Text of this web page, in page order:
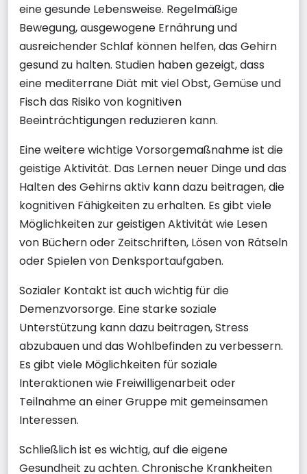
eine gesunde Lebensweise. Regelmäßige
Bewegung, ausgewogene Ernährung und
ausreichender Schlaf können helfen, das Gehirn
gesund zu halten. Studien haben gezeigt, dass
eine mediterrane Diät mit viel Obst, Gemüse und
Fisch das Risiko von kognitiven
Beeinträchtigungen reduzieren kann.
Eine weitere wichtige Vorsorgemaßnahme ist die
geistige Aktivität. Das Lernen neuer Dinge und das
Halten des Gehirns aktiv kann dazu beitragen, die
kognitiven Fähigkeiten zu erhalten. Es gibt viele
Möglichkeiten zur geistigen Aktivität wie Lesen
von Büchern oder Zeitschriften, Lösen von Rätseln
oder Spielen von Denksportaufgaben.
Sozialer Kontakt ist auch wichtig für die
Demenzvorsorge. Eine starke soziale
Unterstützung kann dazu beitragen, Stress
abzubauen und das Wohlbefinden zu verbessern.
Es gibt viele Möglichkeiten für soziale
Interaktionen wie Freiwilligenarbeit oder
Teilnahme an einer Gruppe mit gemeinsamen
Interessen.
Schließlich ist es wichtig, auf die eigene
Gesundheit zu achten. Chronische Krankheiten